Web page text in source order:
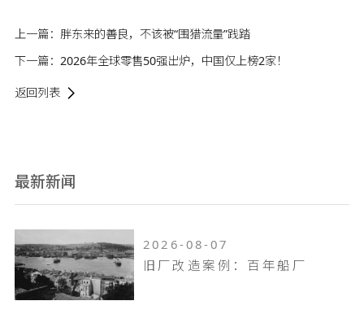
上一篇： 胖东来的善良，不该被“围猎流量”践踏
下一篇： 2026年全球零售50强出炉，中国仅上榜2家！
返回列表
最新新闻
2026-08-07
旧厂改造案例：百年船厂